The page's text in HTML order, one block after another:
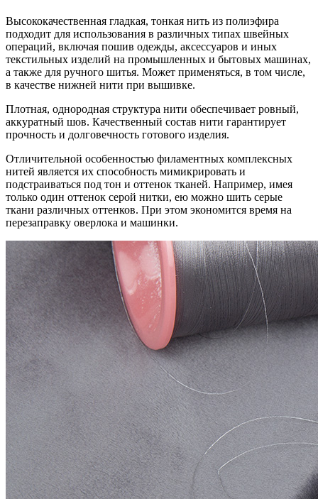
Высококачественная гладкая, тонкая нить из полиэфира
подходит для использования в различных типах швейных
операций, включая пошив одежды, аксессуаров и иных
текстильных изделий на промышленных и бытовых машинах,
а также для ручного шитья. Может применяться, в том числе,
в качестве нижней нити при вышивке.
Плотная, однородная структура нити обеспечивает ровный,
аккуратный шов. Качественный состав нити гарантирует
прочность и долговечность готового изделия.
Отличительной особенностью филаментных комплексных
нитей является их способность мимикрировать и
подстраиваться под тон и оттенок тканей. Например, имея
только один оттенок серой нитки, ею можно шить серые
ткани различных оттенков. При этом экономится время на
перезаправку оверлока и машинки.